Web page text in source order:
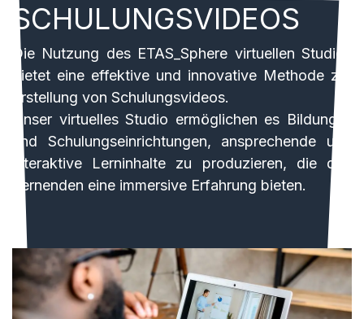
SCHULUNGSVIDEOS
Die Nutzung des ETAS_Sphere virtuellen Studios
bietet eine effektive und innovative Methode zur
Erstellung von Schulungsvideos.
Unser virtuelles Studio ermöglichen es Bildungs–
und Schulungseinrichtungen, ansprechende und
interaktive Lerninhalte zu produzieren, die den
Lernenden eine immersive Erfahrung bieten.